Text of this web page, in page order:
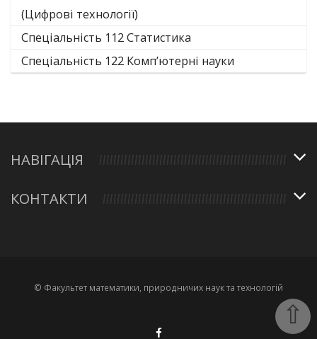
(Цифрові технології)
Спеціальність 112 Статистика
Спеціальність 122 Комп’ютерні науки
⇧
НАВІГАЦІЯ
КОНТАКТИ
© Факультет математики, природничих наук та технологій